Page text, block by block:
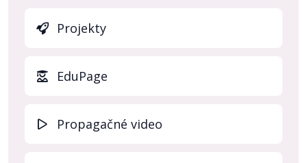
Projekty
EduPage
Propagačné video